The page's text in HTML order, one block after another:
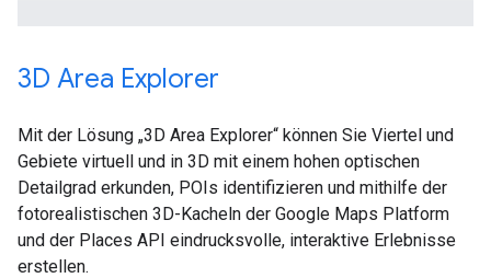
3D Area Explorer
Mit der Lösung „3D Area Explorer“ können Sie Viertel und
Gebiete virtuell und in 3D mit einem hohen optischen
Detailgrad erkunden, POIs identifizieren und mithilfe der
fotorealistischen 3D-Kacheln der Google Maps Platform
und der Places API eindrucksvolle, interaktive Erlebnisse
erstellen.